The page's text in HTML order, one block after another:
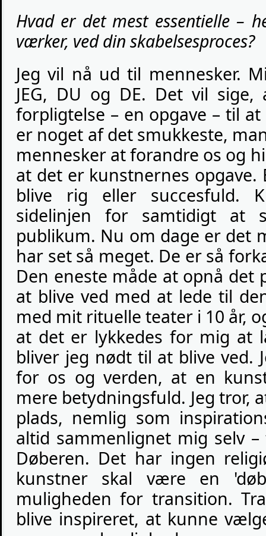
Hvad er det mest essentielle –
værker, ved din skabelsesproces?
Jeg vil nå ud til mennesker.
JEG, DU og DE. Det vil
forpligtelse – en opgave – til
er noget af det smukkeste,
mennesker at forandre os og
at det er kunstnernes
blive rig eller succesfuld.
sidelinjen for samtidigt at
publikum. Nu om dage er det
har set så meget. De er så
Den eneste måde at opnå det
at blive ved med at lede til
med mit rituelle teater i 10 år,
at det er lykkedes for mig at
bliver jeg nødt til at blive ved.
for os og verden, at en
mere betydningsfuld. Jeg tror,
plads, nemlig som
altid sammenlignet mig selv
Døberen. Det har ingen
kunstner skal være en
muligheden for transition.
blive inspireret, at kunne